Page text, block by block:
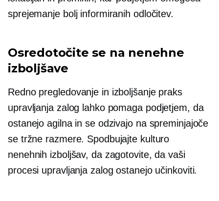
sprejemanje bolj informiranih odločitev.
Osredotočite se na nenehne
izboljšave
Redno pregledovanje in izboljšanje praks
upravljanja zalog lahko pomaga podjetjem, da
ostanejo agilna in se odzivajo na spreminjajoče
se tržne razmere. Spodbujajte kulturo
nenehnih izboljšav, da zagotovite, da vaši
procesi upravljanja zalog ostanejo učinkoviti.